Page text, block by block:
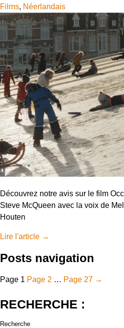
Films, Néerlandais
Découvrez notre avis sur le film
Steve McQueen avec la voix de
Houten
Lire l'article →
Posts navigation
Page 1 Page 2 … Page 27 →
RECHERCHE :
Recherche